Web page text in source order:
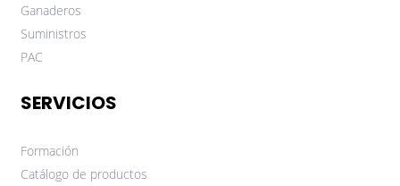
Ganaderos
Suministros
PAC
SERVICIOS
Formación
Catálogo de productos